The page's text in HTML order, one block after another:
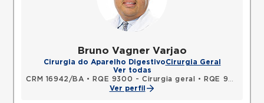
Bruno Vagner Varjao
Cirurgia do Aparelho DigestivoCirurgia Geral
Ver todas
CRM 16942/BA • RQE 9300 - Cirurgia geral •
RQE 9301 - Cirurgia do aparelho digestivo
Ver perfil